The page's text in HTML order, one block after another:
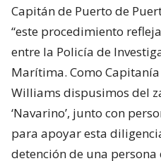
Capitán de Puerto de
“este procedimiento
entre la Policía de
Marítima. Como
Williams dispusimos del
‘Navarino’, junto con
para apoyar esta
detención de una